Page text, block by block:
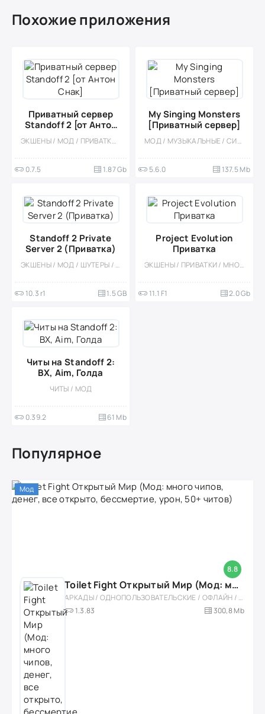
Похожие приложения
Приватный сервер
Standoff 2 [от Антон
Снак]
ЭКШЕНЫ / МОД / ПРИВАТКИ / ШУТЕРЫ / МНОГОПОЛЬЗОВАТЕЛЬСКАЯ / ОНЛАЙН / ТАКТИЧЕСКИЕ / СОРЕВНОВАТЕЛЬНАЯ / ОДНОПОЛЬЗОВАТЕЛЬСКИЕ / СТИЛИЗАЦИЯ
0.7.5 1.87 Gb
My Singing Monsters
[Приватный сервер]
МОД / МУЗЫКАЛЬНЫЕ / СИМУЛЯТОРЫ / РАЗВЕДЕНИЕ ЖИВОТНЫХ / ДЛЯ ДЕТЕЙ / КАЗУАЛЬНЫЕ / ОДНОПОЛЬЗОВАТЕЛЬСКИЕ / СТИЛИЗАЦИЯ / ПО МУЛЬТФИЛЬМАМ
5.6.0 137.5 Mb
Standoff 2 Private
Server 2 (Приватка)
ЭКШЕНЫ / МОД / ШУТЕРЫ / ОНЛАЙН / ТАКТИЧЕСКИЕ / КАЗУАЛЬНЫЕ / МНОГОПОЛЬЗОВАТЕЛЬСКАЯ / СОРЕВНОВАТЕЛЬНАЯ / БОЛЬШАЯ / ВСТРОЕННЫЙ КЕШ / ПРИВАТКИ
10.3 r1 1.5 GB
Project Evolution
Приватка
ЭКШЕНЫ / ПРИВАТКИ / МНОГОПОЛЬЗОВАТЕЛЬСКАЯ / СОРЕВНОВАТЕЛЬНАЯ / ОТ ПЕРВОГО ЛИЦА
11.1 F1 2.0 Gb
Читы на Standoff 2:
ВХ, Aim, Голда
ЧИТЫ / МОД
0.39.2 61 Mb
Популярное
8.8
Мод
Toilet Fight Открытый Мир (Мод: много чипов, денег, все открыто, бессмертие, урон, 50+ читов)
АРКАДЫ / ОДНОПОЛЬЗОВАТЕЛЬСКИЕ / ОФЛАЙН / МОД / РОЛЕВЫЕ / ШУТЕРЫ / ОТКРЫТЫЙ МИР / ВСТРОЕННЫЙ КЕШ / 3D / ЭКШЕНЫ / ТУАЛЕТНЫЕ ВОЙНЫ / ДЛЯ ДЕТЕЙ
1.3.83
300,8 Mb